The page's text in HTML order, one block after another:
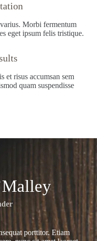
Morbi fermentum
eget ipsum felis tristique.
et risus accumsan sem
quam suspendisse
porttitor. Etiam